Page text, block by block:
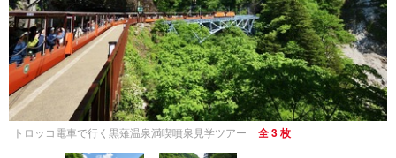
トロッコ電車で行く黒薙温泉満喫噴泉見学ツアー 全 3 枚